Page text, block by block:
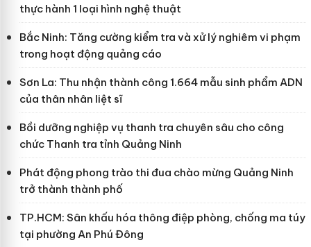
thực hành 1 loại hình nghệ thuật
Bắc Ninh: Tăng cường kiểm tra và xử lý nghiêm vi phạm
trong hoạt động quảng cáo
Sơn La: Thu nhận thành công 1.664 mẫu sinh phẩm ADN
của thân nhân liệt sĩ
Bồi dưỡng nghiệp vụ thanh tra chuyên sâu cho công
chức Thanh tra tỉnh Quảng Ninh
Phát động phong trào thi đua chào mừng Quảng Ninh
trở thành thành phố
TP.HCM: Sân khấu hóa thông điệp phòng, chống ma túy
tại phường An Phú Đông